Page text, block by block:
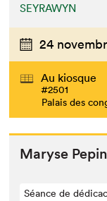
SEYRAWYN
24
Au kiosque
#2501
Palais des
Maryse
Séance de